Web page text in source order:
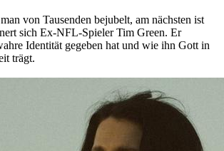
von Tausenden bejubelt, am nächsten ist
sich Ex-NFL-Spieler Tim Green. Er
Identität gegeben hat und wie ihn Gott in
trägt.